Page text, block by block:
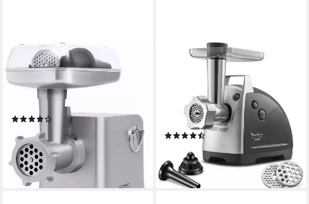
CASO
Fleischwolf FW2000
2000 W Leistung
elektrisch
Betriebsart
(114)
142,99 €
13,06 €mtl. in 12 Raten
lieferbar - in 4-5 Werktagen bei dir
MOULINEX
Fleischwolf ME6868 Meat
2200 W Leistung
elektrisch Betriebsart
185,90 €
16,98 €mtl. in 12 Raten
leider ausverkauft